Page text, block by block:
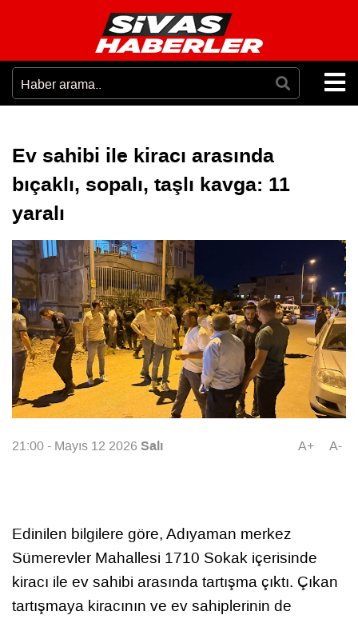
Ev sahibi ile kiracı arasında
bıçaklı, sopalı, taşlı kavga: 11
yaralı
21:00 - Mayıs 12 2026 Salı A+ A-
Edinilen bilgilere göre, Adıyaman merkez
Sümerevler Mahallesi 1710 Sokak içerisinde
kiracı ile ev sahibi arasında tartışma çıktı. Çıkan
tartışmaya kiracının ve ev sahiplerinin de